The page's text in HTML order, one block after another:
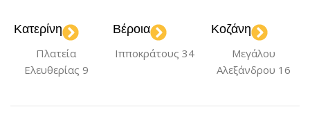
Κατερίνη
Πλατεία
Ελευθερίας 9
Βέροια
Ιπποκράτους 34
Κοζάνη
Μεγάλου
Αλεξάνδρου 16